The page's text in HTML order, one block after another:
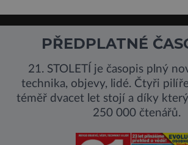
PŘEDPLATNÉ
21. STOLETÍ je časopis plný
technika, objevy, lidé. Čtyři
téměř dvacet let stojí a díky
250 000 čtenářů.